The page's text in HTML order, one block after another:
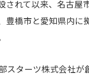
されて以来、名古屋
豊橋市と愛知県内に
スターツ株式会社が